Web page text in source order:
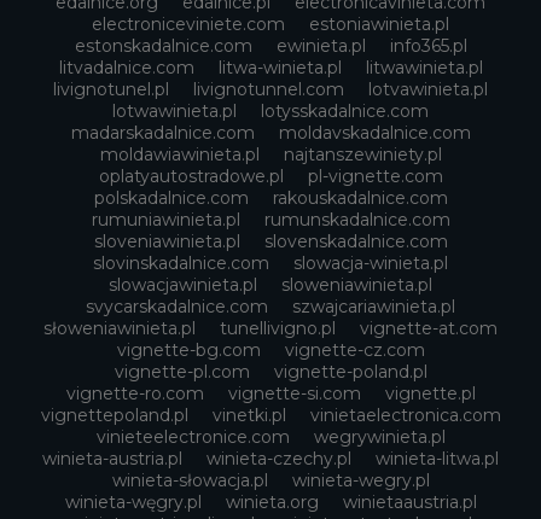
electroniceviniete.com
estoniawinieta.pl
estonskadalnice.com
ewinieta.pl
info365.pl
litvadalnice.com
litwa-winieta.pl
litwawinieta.pl
livignotunel.pl
livignotunnel.com
lotvawinieta.pl
lotwawinieta.pl
lotysskadalnice.com
madarskadalnice.com
moldavskadalnice.com
moldawiawinieta.pl
najtanszewiniety.pl
oplatyautostradowe.pl
pl-vignette.com
polskadalnice.com
rakouskadalnice.com
rumuniawinieta.pl
rumunskadalnice.com
sloveniawinieta.pl
slovenskadalnice.com
slovinskadalnice.com
slowacja-winieta.pl
slowacjawinieta.pl
sloweniawinieta.pl
svycarskadalnice.com
szwajcariawinieta.pl
słoweniawinieta.pl
tunellivigno.pl
vignette-at.com
vignette-bg.com
vignette-cz.com
vignette-pl.com
vignette-poland.pl
vignette-ro.com
vignette-si.com
vignette.pl
vignettepoland.pl
vinetki.pl
vinietaelectronica.com
vinieteelectronice.com
wegrywinieta.pl
winieta-austria.pl
winieta-czechy.pl
winieta-litwa.pl
winieta-słowacja.pl
winieta-wegry.pl
winieta-węgry.pl
winieta.org
winietaaustria.pl